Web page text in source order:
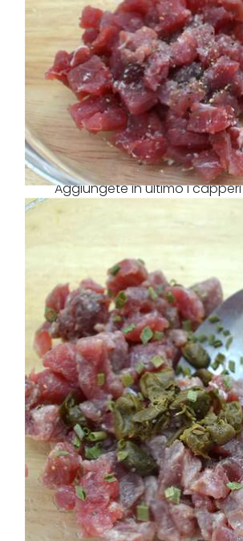
Aggiungete in ultimo i
delicatamente e lasciate